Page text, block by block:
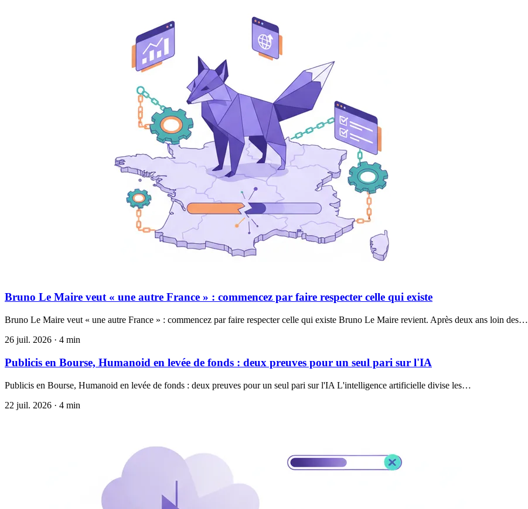
Bruno Le Maire veut « une autre France » : commencez par faire respecter celle qui existe
Bruno Le Maire veut « une autre France » : commencez par faire respecter celle qui existe Bruno Le Maire revient. Après deux ans loin des…
26 juil. 2026 · 4 min
Publicis en Bourse, Humanoid en levée de fonds : deux preuves pour un seul pari sur l'IA
Publicis en Bourse, Humanoid en levée de fonds : deux preuves pour un seul pari sur l'IA L'intelligence artificielle divise les…
22 juil. 2026 · 4 min